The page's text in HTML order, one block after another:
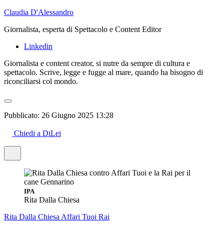
Claudia D'Alessandro
Giornalista, esperta di Spettacolo e Content Editor
Linkedin
Giornalista e content creator, si nutre da sempre di cultura e
spettacolo. Scrive, legge e fugge al mare, quando ha bisogno di
riconciliarsi col mondo.
Pubblicato: 26 Giugno 2025 13:28
Chiedi a DiLei
IPA
Rita Dalla Chiesa
Rita Dalla Chiesa Affari Tuoi Rai